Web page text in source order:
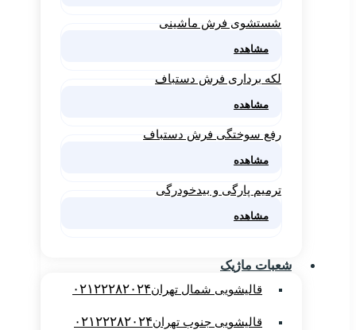
شستشوی فرش ماشینی
مشاهده
لکه برداری فرش دستباف
مشاهده
رفع سوختگی فرش دستباف
مشاهده
ترمیم پارگی و بیدخودرگی
مشاهده
شعبات ماژیک
قالیشویی شمال تهران۰۲۱۲۲۲۸۲۰۲۴
قالیشویی جنوب تهران۰۲۱۲۲۲۸۲۰۲۴